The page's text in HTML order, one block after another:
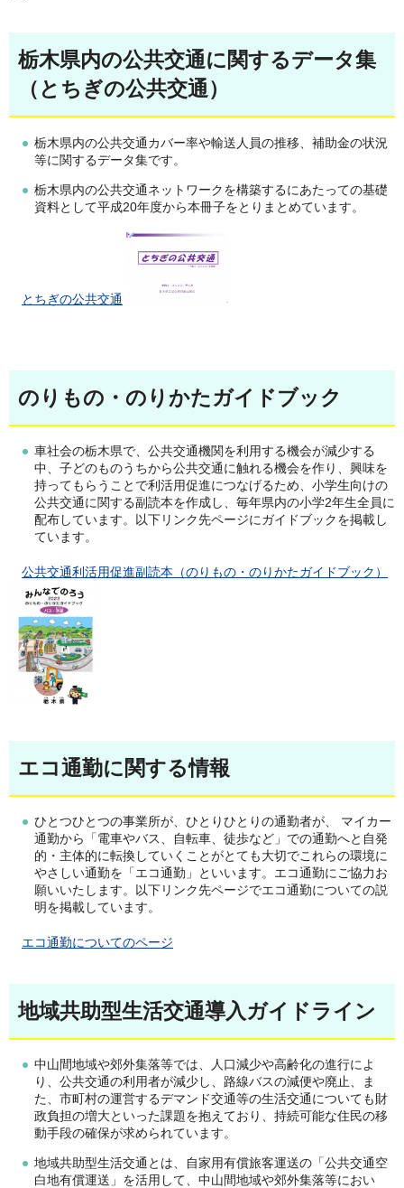
栃木県内の公共交通に関するデータ集
（とちぎの公共交通）
栃木県内の公共交通カバー率や輸送人員の推移、補助金の状況
等に関するデータ集です。
栃木県内の公共交通ネットワークを構築するにあたっての基礎
資料として平成20年度から本冊子をとりまとめています。
と ちぎの公共交通
のりもの・のりかたガイドブック
車社会の栃木県で、公共交通機関を利用する機会が減少する
中、子どのものうちから公共交通に触れる機会を作り、興味を
持ってもらうことで利活用促進につなげるため、小学生向けの
公共交通に関する副読本を作成し、毎年県内の小学2年生全員に
配布しています。以下リンク先ページにガイドブックを掲載し
ています。
公共交通利活用促進副読本（のりもの・のりかたガイドブック）
エコ通勤に関する情報
ひとつひとつの事業所が、ひとりひとりの通勤者が、 マイカー
通勤から「電車やバス、自転車、徒歩など」での通勤へと自発
的・主体的に転換していくことがとても大切でこれらの環境に
やさしい通勤を「エコ通勤」といいます。エコ通勤にご協力お
願いいたします。以下リンク先ページでエコ通勤についての説
明を掲載しています。
エコ通勤についてのページ
地域共助型生活交通導入ガイドライン
中山間地域や郊外集落等では、人口減少や高齢化の進行によ
り、公共交通の利用者が減少し、路線バスの減便や廃止、ま
た、市町村の運営するデマンド交通等の生活交通についても財
政負担の増大といった課題を抱えており、持続可能な住民の移
動手段の確保が求められています。
地域共助型生活交通とは、自家用有償旅客運送の「公共交通空
白地有償運送」を活用して、中山間地域や郊外集落等におい